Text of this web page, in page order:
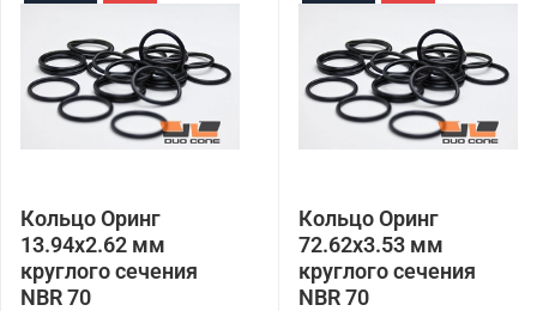
Кольцо Оринг
13.94x2.62 мм
круглого сечения
NBR 70
Кольцо Оринг
72.62x3.53 мм
круглого сечения
NBR 70